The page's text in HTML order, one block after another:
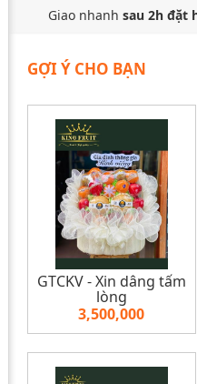
Giao nhanh sau 2h đặt
GỢI Ý CHO BẠN
GTCKV - Xin dâng tấm
lòng
3,500,000